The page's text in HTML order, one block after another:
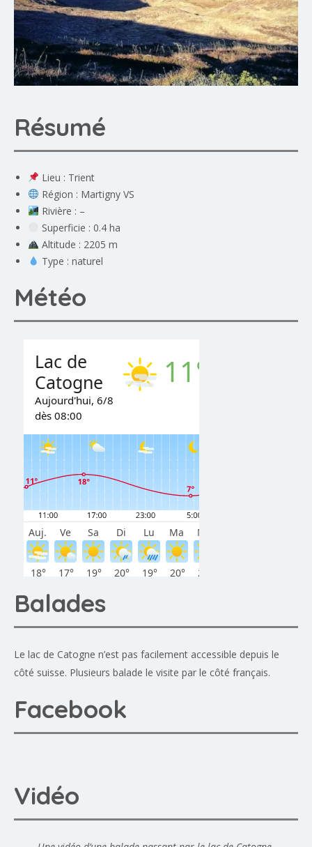
Résumé
Lieu : Trient
Région : Martigny VS
Rivière : –
Superficie : 0.4 ha
Altitude : 2205 m
Type : naturel
Météo
Balades
Le lac de Catogne n’est pas facilement accessible depuis le
côté suisse. Plusieurs balade le visite par le côté français.
Facebook
Vidéo